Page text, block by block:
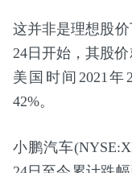
这并非是理想股价
24日开始，其股
美国时间2021
42%。
小鹏汽车